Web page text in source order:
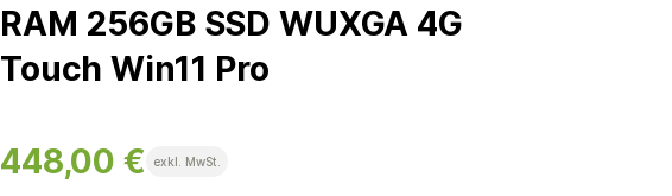
RAM 256GB SSD WUXGA 4G
Touch Win11 Pro
448,00 € exkl. MwSt.